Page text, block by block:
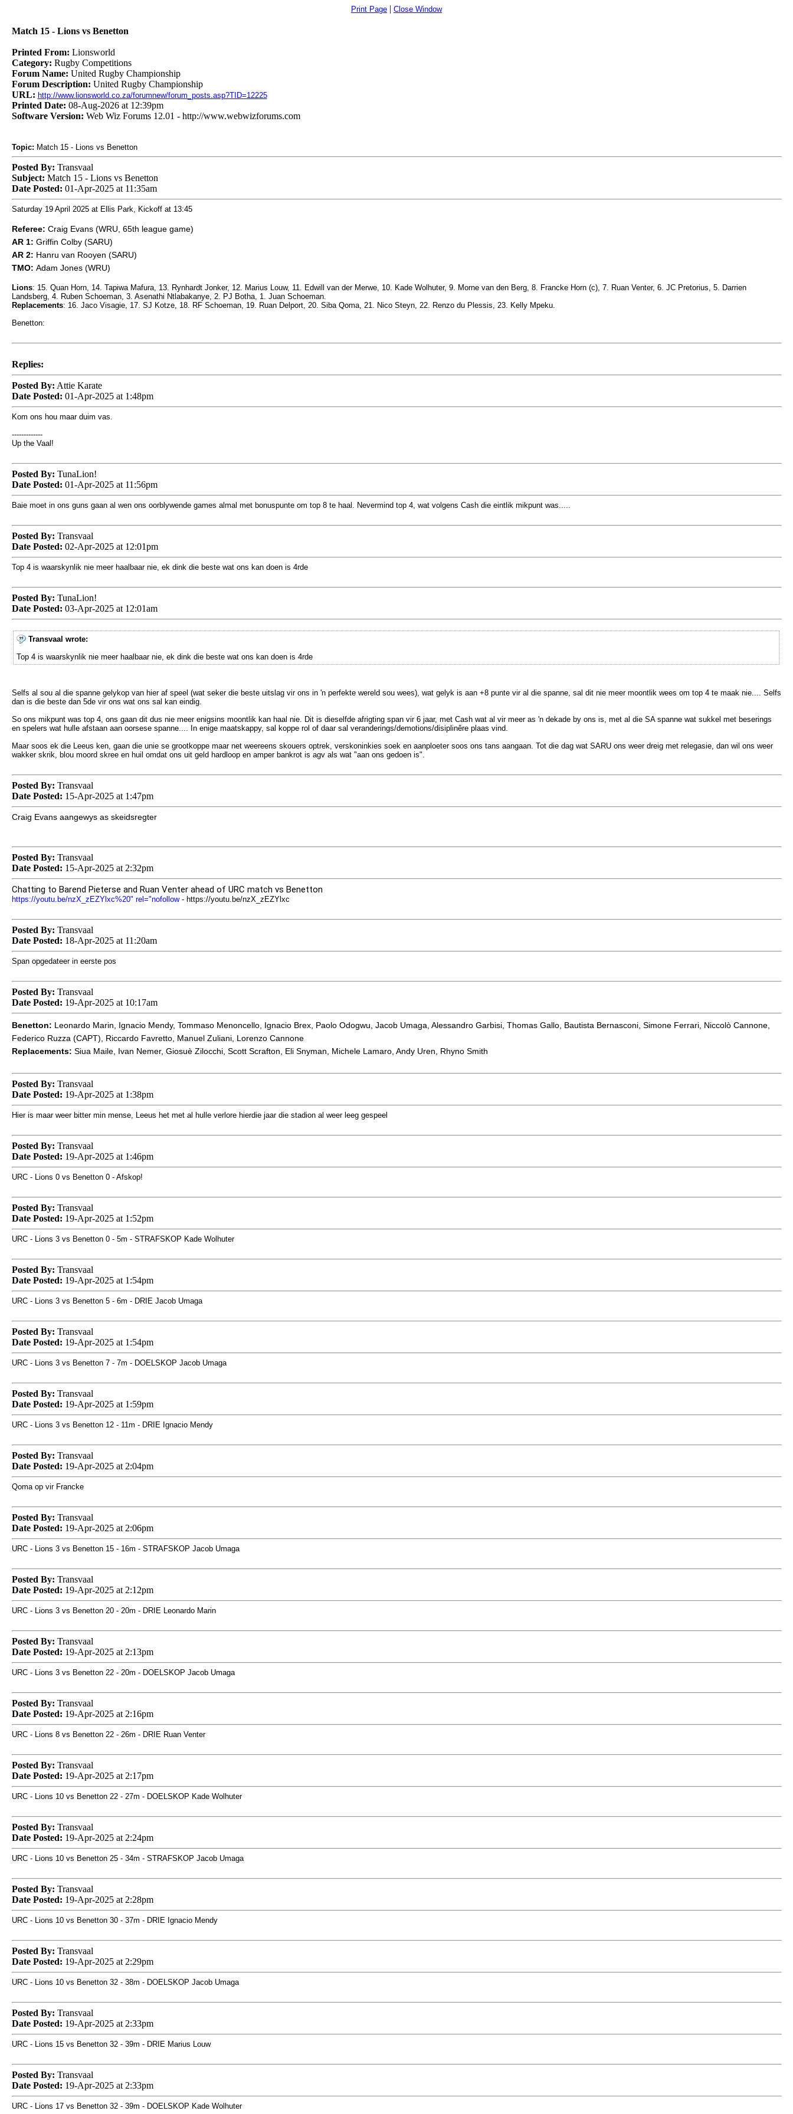
Print Page | Close Window
Match 15 - Lions vs Benetton
Printed From: Lionsworld
Category: Rugby Competitions
Forum Name: United Rugby Championship
Forum Description: United Rugby Championship
URL: http://www.lionsworld.co.za/forumnew/forum_posts.asp?TID=12225
Printed Date: 08-Aug-2026 at 12:39pm
Software Version: Web Wiz Forums 12.01 - http://www.webwizforums.com
Topic: Match 15 - Lions vs Benetton
Posted By: Transvaal
Subject: Match 15 - Lions vs Benetton
Date Posted: 01-Apr-2025 at 11:35am
Saturday 19 April 2025 at Ellis Park, Kickoff at 13:45
Referee: Craig Evans (WRU, 65th league game)
AR 1: Griffin Colby (SARU)
AR 2: Hanru van Rooyen (SARU)
TMO: Adam Jones (WRU)
Lions: 15. Quan Horn, 14. Tapiwa Mafura, 13. Rynhardt Jonker, 12. Marius Louw, 11. Edwill van der Merwe, 10. Kade Wolhuter, 9. Morne van den Berg, 8. Francke Horn (c), 7. Ruan Venter, 6. JC Pretorius, 5. Darrien
Landsberg, 4. Ruben Schoeman, 3. Asenathi Ntlabakanye, 2. PJ Botha, 1. Juan Schoeman.
Replacements: 16. Jaco Visagie, 17. SJ Kotze, 18. RF Schoeman, 19. Ruan Delport, 20. Siba Qoma, 21. Nico Steyn, 22. Renzo du Plessis, 23. Kelly Mpeku.
Benetton:
Replies:
Posted By: Attie Karate
Date Posted: 01-Apr-2025 at 1:48pm
Kom ons hou maar duim vas.
-------------
Up the Vaal!
Posted By: TunaLion!
Date Posted: 01-Apr-2025 at 11:56pm
Baie moet in ons guns gaan al wen ons oorblywende games almal met bonuspunte om top 8 te haal. Nevermind top 4, wat volgens Cash die eintlik mikpunt was.....
Posted By: Transvaal
Date Posted: 02-Apr-2025 at 12:01pm
Top 4 is waarskynlik nie meer haalbaar nie, ek dink die beste wat ons kan doen is 4rde
Posted By: TunaLion!
Date Posted: 03-Apr-2025 at 12:01am
Transvaal wrote:
Top 4 is waarskynlik nie meer haalbaar nie, ek dink die beste wat ons kan doen is 4rde
Selfs al sou al die spanne gelykop van hier af speel (wat seker die beste uitslag vir ons in 'n perfekte wereld sou wees), wat gelyk is aan +8 punte vir al die spanne, sal dit nie meer moontlik wees om top 4 te maak nie.... Selfs
dan is die beste dan 5de vir ons wat ons sal kan eindig.
So ons mikpunt was top 4, ons gaan dit dus nie meer enigsins moontlik kan haal nie. Dit is dieselfde afrigting span vir 6 jaar, met Cash wat al vir meer as 'n dekade by ons is, met al die SA spanne wat sukkel met beserings
en spelers wat hulle afstaan aan oorsese spanne.... In enige maatskappy, sal koppe rol of daar sal veranderings/demotions/disiplinêre plaas vind.
Maar soos ek die Leeus ken, gaan die unie se grootkoppe maar net weereens skouers optrek, verskoninkies soek en aanploeter soos ons tans aangaan. Tot die dag wat SARU ons weer dreig met relegasie, dan wil ons weer
wakker skrik, blou moord skree en huil omdat ons uit geld hardloop en amper bankrot is agv als wat "aan ons gedoen is".
Posted By: Transvaal
Date Posted: 15-Apr-2025 at 1:47pm
Craig Evans aangewys as skeidsregter
Posted By: Transvaal
Date Posted: 15-Apr-2025 at 2:32pm
Chatting to Barend Pieterse and Ruan Venter ahead of URC match vs Benetton
https://youtu.be/nzX_zEZYlxc%20" rel="nofollow- https://youtu.be/nzX_zEZYlxc
Posted By: Transvaal
Date Posted: 18-Apr-2025 at 11:20am
Span opgedateer in eerste pos
Posted By: Transvaal
Date Posted: 19-Apr-2025 at 10:17am
Benetton: Leonardo Marin, Ignacio Mendy, Tommaso Menoncello, Ignacio Brex, Paolo Odogwu, Jacob Umaga, Alessandro Garbisi, Thomas Gallo, Bautista Bernasconi, Simone Ferrari, Niccolò Cannone,
Federico Ruzza (CAPT), Riccardo Favretto, Manuel Zuliani, Lorenzo Cannone
Replacements: Siua Maile, Ivan Nemer, Giosuè Zilocchi, Scott Scrafton, Eli Snyman, Michele Lamaro, Andy Uren, Rhyno Smith
Posted By: Transvaal
Date Posted: 19-Apr-2025 at 1:38pm
Hier is maar weer bitter min mense, Leeus het met al hulle verlore hierdie jaar die stadion al weer leeg gespeel
Posted By: Transvaal
Date Posted: 19-Apr-2025 at 1:46pm
URC - Lions 0 vs Benetton 0 - Afskop!
Posted By: Transvaal
Date Posted: 19-Apr-2025 at 1:52pm
URC - Lions 3 vs Benetton 0 - 5m - STRAFSKOP Kade Wolhuter
Posted By: Transvaal
Date Posted: 19-Apr-2025 at 1:54pm
URC - Lions 3 vs Benetton 5 - 6m - DRIE Jacob Umaga
Posted By: Transvaal
Date Posted: 19-Apr-2025 at 1:54pm
URC - Lions 3 vs Benetton 7 - 7m - DOELSKOP Jacob Umaga
Posted By: Transvaal
Date Posted: 19-Apr-2025 at 1:59pm
URC - Lions 3 vs Benetton 12 - 11m - DRIE Ignacio Mendy
Posted By: Transvaal
Date Posted: 19-Apr-2025 at 2:04pm
Qoma op vir Francke
Posted By: Transvaal
Date Posted: 19-Apr-2025 at 2:06pm
URC - Lions 3 vs Benetton 15 - 16m - STRAFSKOP Jacob Umaga
Posted By: Transvaal
Date Posted: 19-Apr-2025 at 2:12pm
URC - Lions 3 vs Benetton 20 - 20m - DRIE Leonardo Marin
Posted By: Transvaal
Date Posted: 19-Apr-2025 at 2:13pm
URC - Lions 3 vs Benetton 22 - 20m - DOELSKOP Jacob Umaga
Posted By: Transvaal
Date Posted: 19-Apr-2025 at 2:16pm
URC - Lions 8 vs Benetton 22 - 26m - DRIE Ruan Venter
Posted By: Transvaal
Date Posted: 19-Apr-2025 at 2:17pm
URC - Lions 10 vs Benetton 22 - 27m - DOELSKOP Kade Wolhuter
Posted By: Transvaal
Date Posted: 19-Apr-2025 at 2:24pm
URC - Lions 10 vs Benetton 25 - 34m - STRAFSKOP Jacob Umaga
Posted By: Transvaal
Date Posted: 19-Apr-2025 at 2:28pm
URC - Lions 10 vs Benetton 30 - 37m - DRIE Ignacio Mendy
Posted By: Transvaal
Date Posted: 19-Apr-2025 at 2:29pm
URC - Lions 10 vs Benetton 32 - 38m - DOELSKOP Jacob Umaga
Posted By: Transvaal
Date Posted: 19-Apr-2025 at 2:33pm
URC - Lions 15 vs Benetton 32 - 39m - DRIE Marius Louw
Posted By: Transvaal
Date Posted: 19-Apr-2025 at 2:33pm
URC - Lions 17 vs Benetton 32 - 39m - DOELSKOP Kade Wolhuter